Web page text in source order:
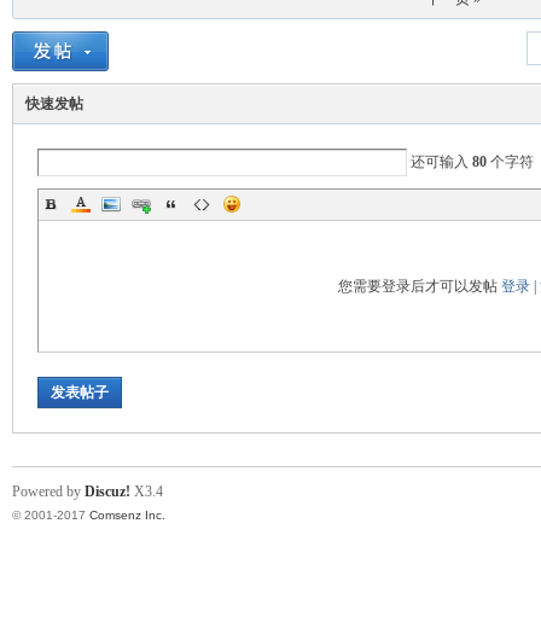
快速发帖
还可输入 80 个字符
您需要登录后才可以发帖 登录|
发表帖子
Powered by Discuz! X3.4
© 2001-2017 Comsenz Inc.